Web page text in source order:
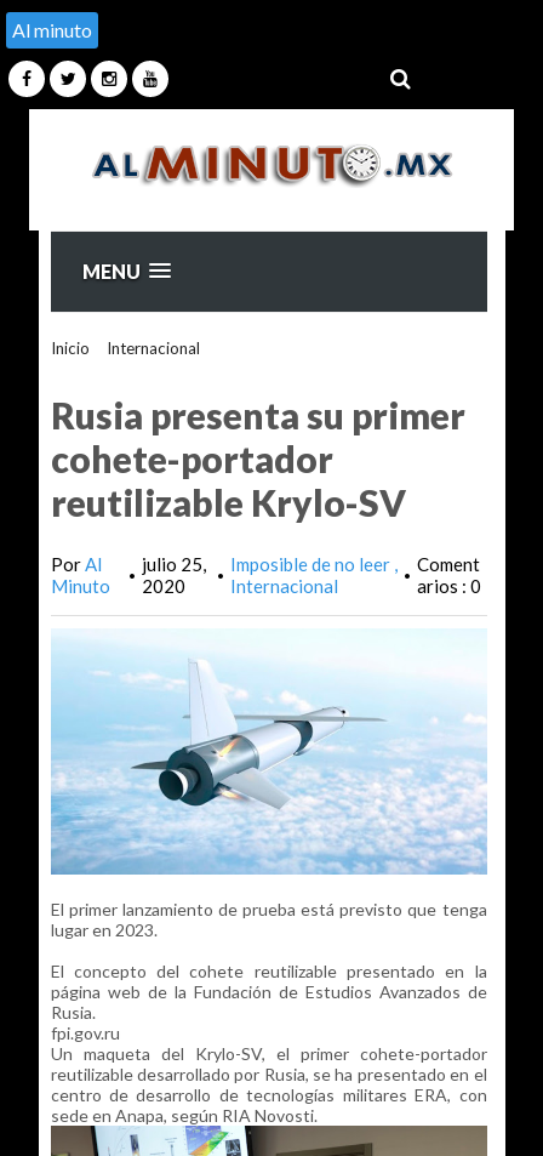
Al minuto
MENU
Inicio Internacional
Rusia presenta su primer
cohete-portador
reutilizable Krylo-SV
PorAl
Minuto
• julio 25,
2020
• Imposible de no leer
Internacional
• Coment
arios : 0
El primer lanzamiento de prueba está previsto que tenga
lugar en 2023.
El concepto del cohete reutilizable presentado en la
página web de la Fundación de Estudios Avanzados de
Rusia.
fpi.gov.ru
Un maqueta del Krylo-SV, el primer cohete-portador
reutilizable desarrollado por Rusia, se ha presentado en el
centro de desarrollo de tecnologías militares ERA, con
sede en Anapa, según RIA Novosti.